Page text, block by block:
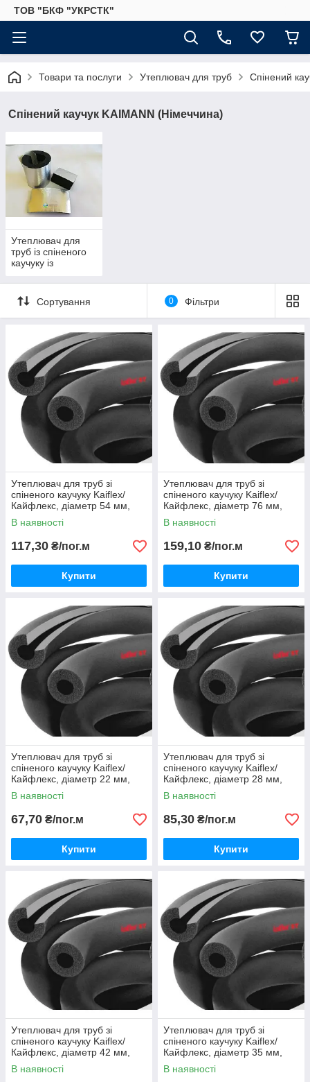
ТОВ "БКФ "УКРСТК"
Товари та послуги Утеплювач для труб Спінений
Спінений каучук KAIMANN (Німеччина)
Утеплювач для
труб із спіненого
каучуку із
покриттям
алюхолст для
зовнішнього
застосування.
Сортування 0 Фільтри
Утеплювач для труб зі
спіненого каучуку Kaiflex/
Кайфлекс, діаметр 54 мм,
товщина 9 мм.
В наявності
117,30 ₴/пог.м
Купити
Утеплювач для труб зі
спіненого каучуку Kaiflex/
Кайфлекс, діаметр 76 мм,
товщина 9 мм.
В наявності
159,10 ₴/пог.м
Купити
Утеплювач для труб зі
спіненого каучуку Kaiflex/
Кайфлекс, діаметр 22 мм,
товщина 13 мм.
В наявності
67,70 ₴/пог.м
Купити
Утеплювач для труб зі
спіненого каучуку Kaiflex/
Кайфлекс, діаметр 28 мм,
товщина 13 мм.
В наявності
85,30 ₴/пог.м
Купити
Утеплювач для труб зі
спіненого каучуку Kaiflex/
Кайфлекс, діаметр 42 мм,
товщина 13 мм.
В наявності
Утеплювач для труб зі
спіненого каучуку Kaiflex/
Кайфлекс, діаметр 35 мм,
товщина 13 мм.
В наявності